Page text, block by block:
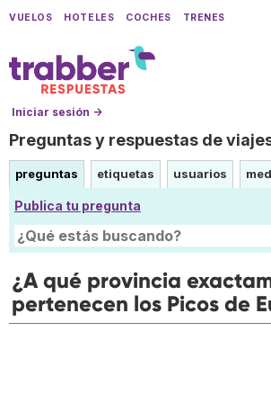
VUELOS HOTELES COCHES TRENES
Iniciar sesión →
Preguntas y respuestas de
preguntas etiquetas usuarios
Publica tu pregunta
¿A qué provincia
pertenecen los Picos de